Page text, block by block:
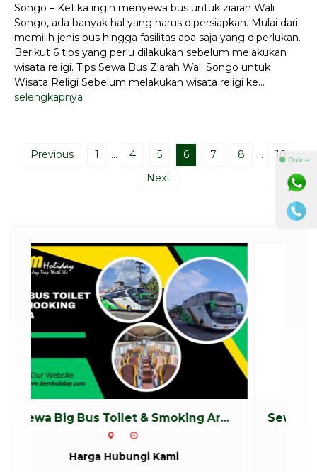
Songo – Ketika ingin menyewa bus untuk ziarah Wali
Songo, ada banyak hal yang harus dipersiapkan. Mulai dari
memilih jenis bus hingga fasilitas apa saja yang diperlukan.
Berikut 6 tips yang perlu dilakukan sebelum melakukan
wisata religi. Tips Sewa Bus Ziarah Wali Songo untuk
Wisata Religi Sebelum melakukan wisata religi ke...
selengkapnya
Previous 1 … 4 5 6 7 8 …
10
Next
Sewa Bus Pariwisata Bandung Beka...
Bekasi
*Mulai Rp 2.800.000
⚫ Online